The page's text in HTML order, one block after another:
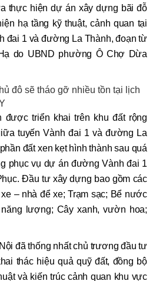
thực hiện dự án xây dựng bãi đỗ
hạ tầng kỹ thuật, cảnh quan tại
đai 1 và đường La Thành, đoạn từ
do UBND phường Ô Chợ Dừa
đô sẽ tháo gỡ nhiều tồn tại lịch
được triển khai trên khu đất rộng
tuyến Vành đai 1 và đường La
đất xen kẹt hình thành sau quá
phục vụ dự án đường Vành đai 1
Đầu tư xây dựng bao gồm các
– nhà để xe; Trạm sạc; Bể nước
lượng; Cây xanh, vườn hoa;
đã thống nhất chủ trương đầu tư
thác hiệu quả quỹ đất, đồng bộ
và kiến trúc cảnh quan khu vực